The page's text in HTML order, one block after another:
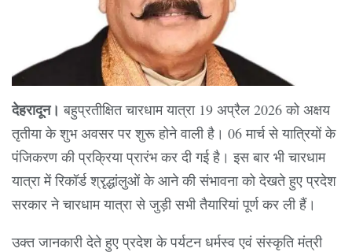
देहरादून। बहुप्रतीक्षित चारधाम यात्रा 19 अप्रैल 2026 को अक्षय
तृतीया के शुभ अवसर पर शुरू होने वाली है। 06 मार्च से यात्रियों के
पंजिकरण की प्रक्रिया प्रारंभ कर दी गई है। इस बार भी चारधाम
यात्रा में रिकॉर्ड श्रृद्धांलुओं के आने की संभावना को देखते हुए प्रदेश
सरकार ने चारधाम यात्रा से जुड़ी सभी तैयारियां पूर्ण कर ली हैं।
उक्त जानकारी देते हुए प्रदेश के पर्यटन धर्मस्व एवं संस्कृति मंत्री